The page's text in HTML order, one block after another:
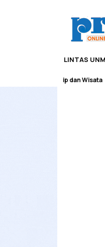
LINTAS UNM
Edupreneurship dan Wisata